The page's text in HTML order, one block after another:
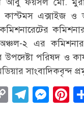
কাস্টমস
২ এর
পরিষদ ও
সাংবাদিকবৃন্দ
Copy